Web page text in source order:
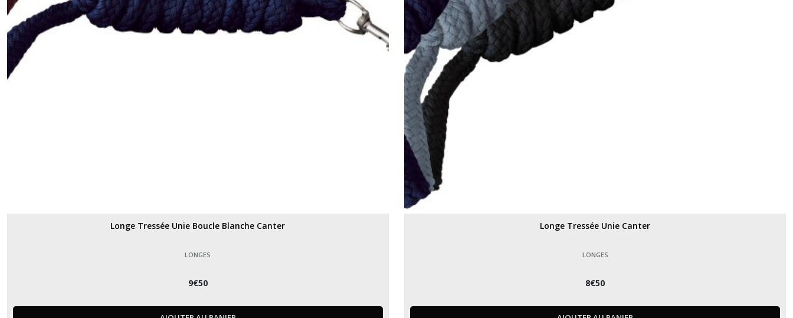
Longe Tressée Unie Boucle Blanche Canter
LONGES
9€50
Longe Tressée Unie Canter
LONGES
8€50